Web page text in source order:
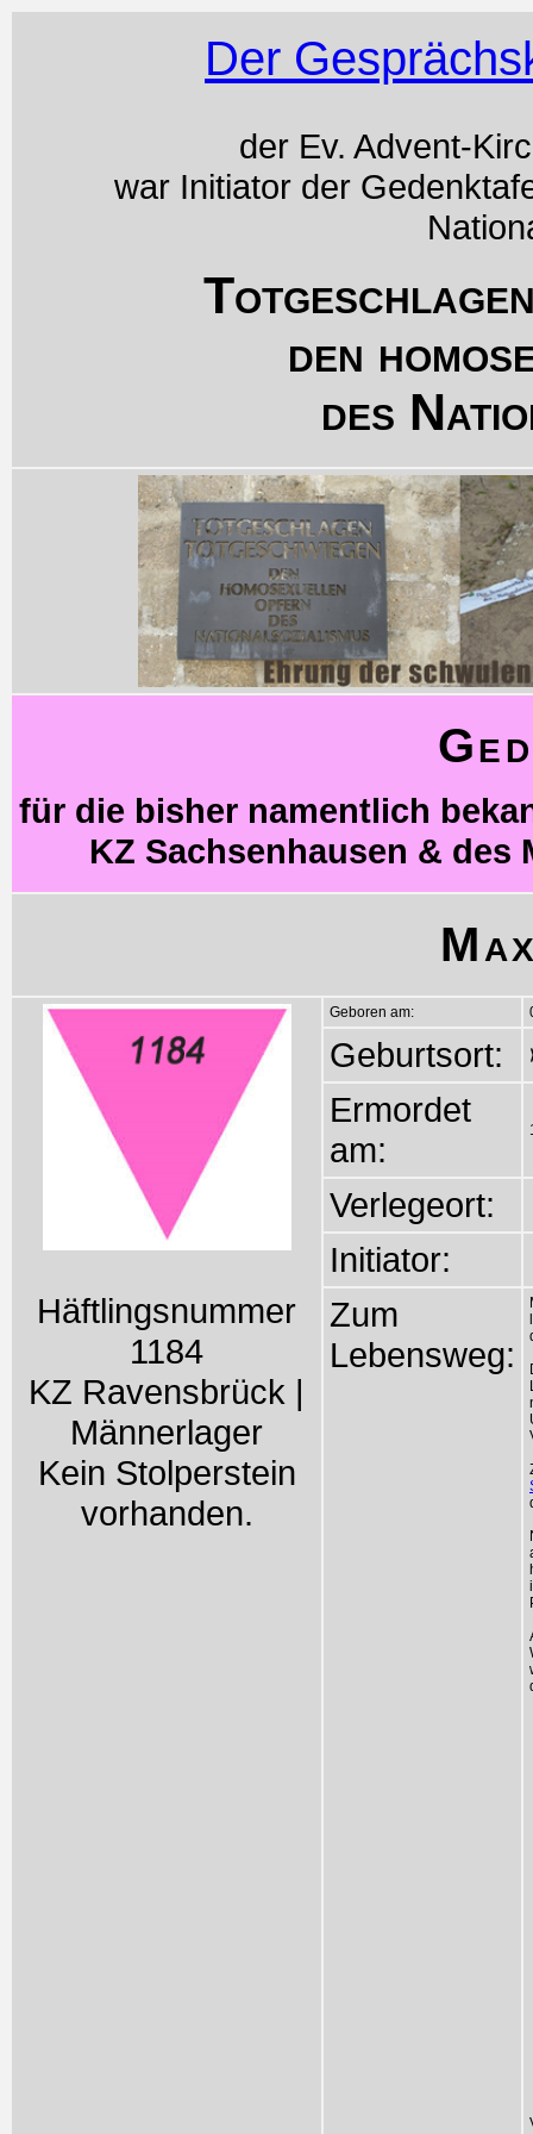
Der
der Ev. Advent-
war Initiator der
den
des
für die bisher namentlich
KZ Sachsenhausen & des
Häftlingsnummer
1184
KZ Ravensbrück |
Männerlager
Kein Stolperstein
vorhanden.
Geboren am:
Geburtsort:
Ermordet
am:
Verlegeort:
Initiator:
Zum
Lebensweg: